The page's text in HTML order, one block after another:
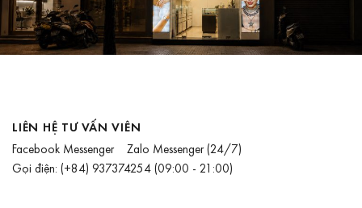
LIÊN HỆ TƯ VẤN VIÊN
Facebook Messenger Zalo Messenger(24/7)
Gọi điện: (+84) 937374254(09:00 - 21:00)